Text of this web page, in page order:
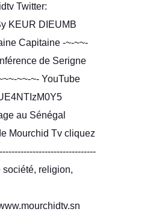
Twitter:
KEUR DIEUMB
Capitaine -~-~~-
de Serigne
~~-~- YouTube
au Sénégal
Mourchid Tv cliquez
société, religion,